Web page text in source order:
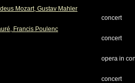
Mozart, Gustav Mahler
concert
Francis Poulenc
concert
opera in
concert